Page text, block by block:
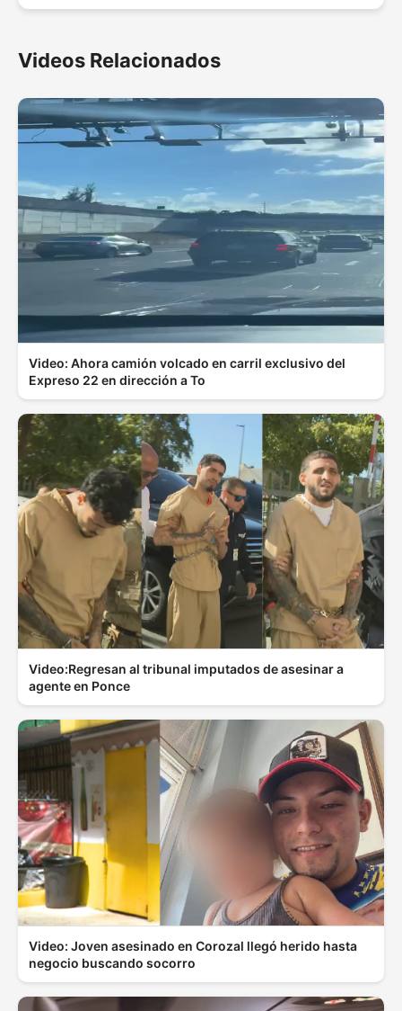
Videos Relacionados
Video: Ahora camión volcado en carril exclusivo del
Expreso 22 en dirección a To
Video:Regresan al tribunal imputados de asesinar a
agente en Ponce
Video: Joven asesinado en Corozal llegó herido hasta
negocio buscando socorro